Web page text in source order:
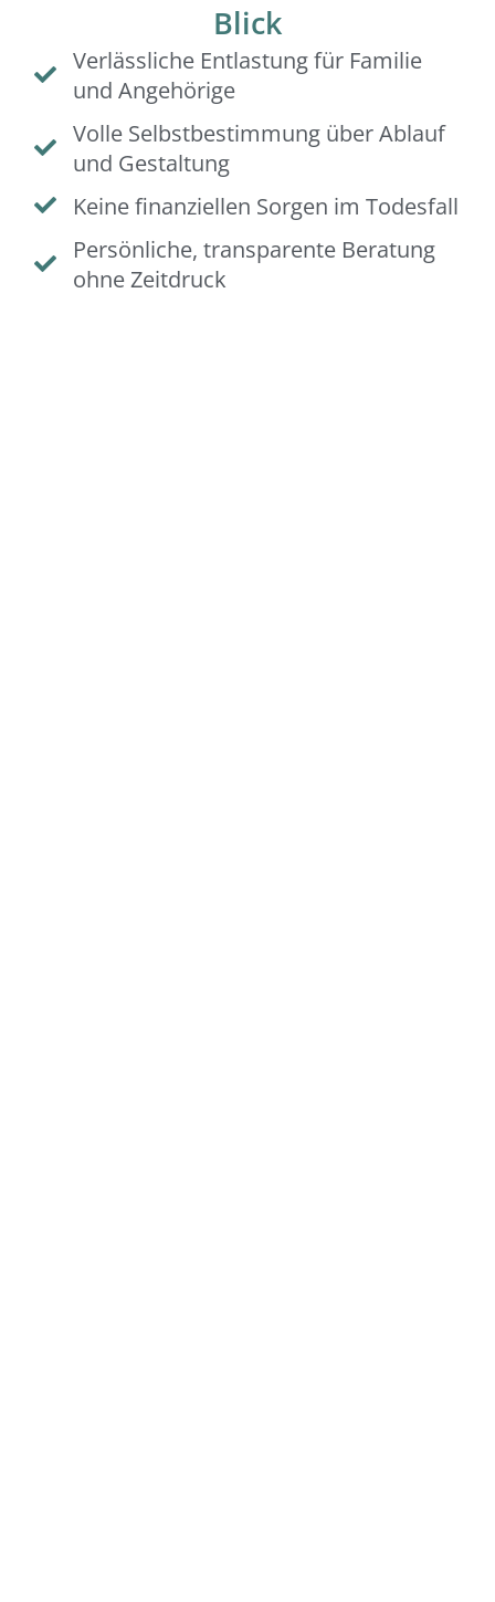
Blick
Verlässliche Entlastung für Familie
und Angehörige
Volle Selbstbestimmung über Ablauf
und Gestaltung
Keine finanziellen Sorgen im Todesfall
Persönliche, transparente Beratung
ohne Zeitdruck